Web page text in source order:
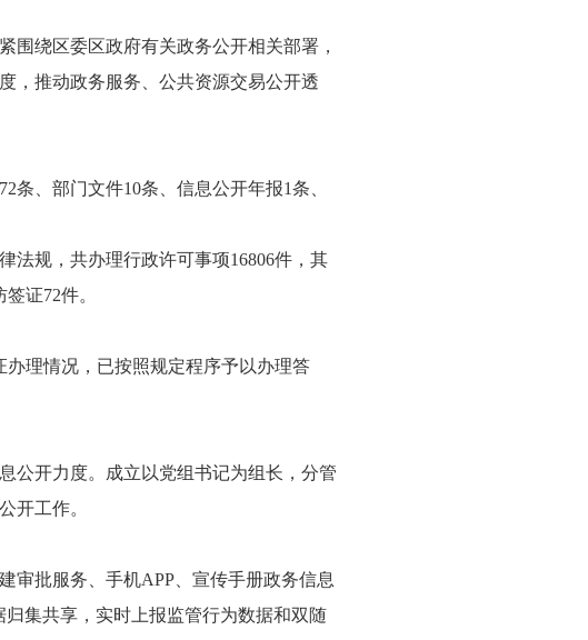
绕区委区政府有关政务公开相关部署，
，推动政务服务、公共资源交易公开透
、部门文件10条、信息公开年报1条、
法规，共办理行政许可事项16806件，其
证72件。
理情况，已按照规定程序予以办理答
开力度。成立以党组书记为组长，分管
开工作。
批服务、手机APP、宣传手册政务信息
集共享，实时上报监管行为数据和双随